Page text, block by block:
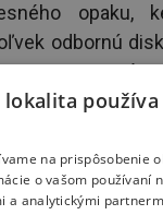
opaku,
odbornú
zmeny
dohody viedla k
bude stáť
že projekty
lokalita
na prispôsobenie
o vašom používaní
a analytickými